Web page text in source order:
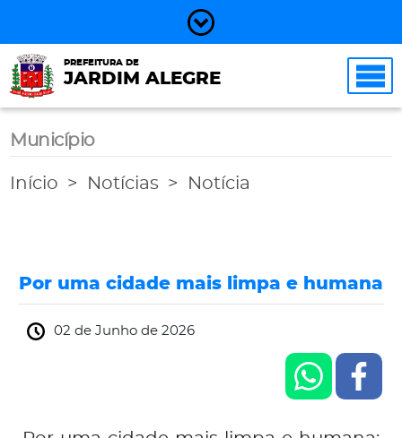
PREFEITURA DE
JARDIM ALEGRE
Município
Início Notícias Notícia
Por uma cidade mais limpa e humana
02 de Junho de 2026